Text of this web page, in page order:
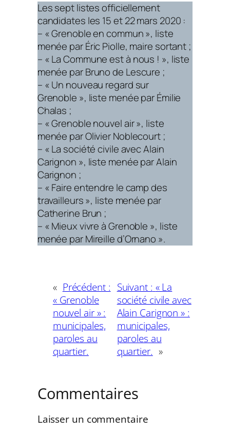
Les sept listes officiellement
candidates les 15 et 22 mars 2020 :
– « Grenoble en commun », liste
menée par Éric Piolle, maire sortant ;
– « La Commune est à nous ! », liste
menée par Bruno de Lescure ;
– « Un nouveau regard sur
Grenoble », liste menée par Émilie
Chalas ;
– « Grenoble nouvel air », liste
menée par Olivier Noblecourt ;
– « La société civile avec Alain
Carignon », liste menée par Alain
Carignon ;
– « Faire entendre le camp des
travailleurs », liste menée par
Catherine Brun ;
– « Mieux vivre à Grenoble », liste
menée par Mireille d’Ornano ».
« Précédent :
« Grenoble
nouvel air » :
municipales,
paroles au
quartier.
Suivant : « La
société civile avec
Alain Carignon » :
municipales,
paroles au
quartier. »
Commentaires
Laisser un commentaire